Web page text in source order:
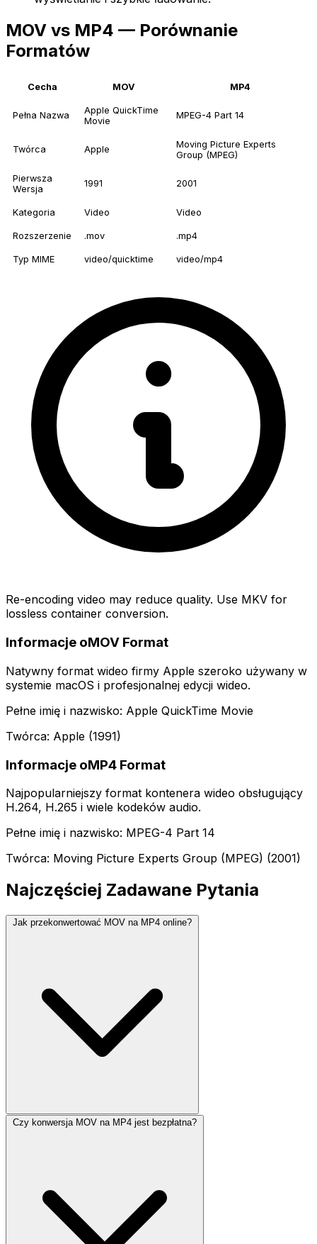
MOV vs MP4 — Porównanie
Formatów
Cecha MOV MP4
Pełna Nazwa
Apple QuickTime
Movie
MPEG-4 Part 14
Twórca Apple
Moving Picture Experts
Group (MPEG)
Pierwsza
Wersja
1991 2001
Kategoria Video Video
Rozszerzenie .mov .mp4
Typ MIME video/quicktime video/mp4
Re-encoding video may reduce quality. Use MKV for
lossless container conversion.
Informacje oMOV Format
Natywny format wideo firmy Apple szeroko używany w
systemie macOS i profesjonalnej edycji wideo.
Pełne imię i nazwisko: Apple QuickTime Movie
Twórca: Apple (1991)
Informacje oMP4 Format
Najpopularniejszy format kontenera wideo obsługujący
H.264, H.265 i wiele kodeków audio.
Pełne imię i nazwisko: MPEG-4 Part 14
Twórca: Moving Picture Experts Group (MPEG) (2001)
Najczęściej Zadawane Pytania
Jak przekonwertować MOV na MP4 online?
Czy konwersja MOV na MP4 jest bezpłatna?